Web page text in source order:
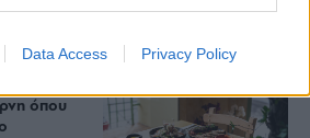
Data Access Privacy Policy
όπου